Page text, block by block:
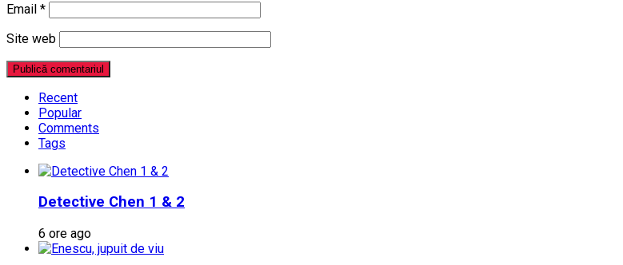
Email *
Site web
Recent
Popular
Comments
Tags
Detective Chen 1 & 2
6 ore ago